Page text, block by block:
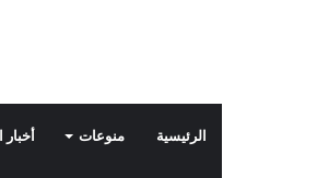
الرئيسية منوعات أخبار